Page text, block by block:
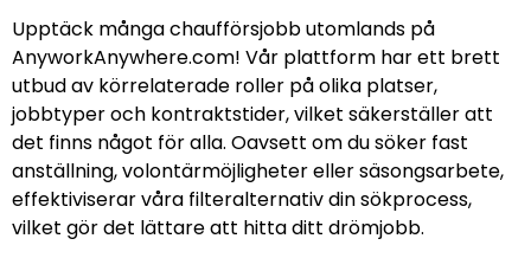
Upptäck många chaufförsjobb utomlands på
AnyworkAnywhere.com! Vår plattform har ett brett
utbud av körrelaterade roller på olika platser,
jobbtyper och kontraktstider, vilket säkerställer att
det finns något för alla. Oavsett om du söker fast
anställning, volontärmöjligheter eller säsongsarbete,
effektiviserar våra filteralternativ din sökprocess,
vilket gör det lättare att hitta ditt drömjobb.